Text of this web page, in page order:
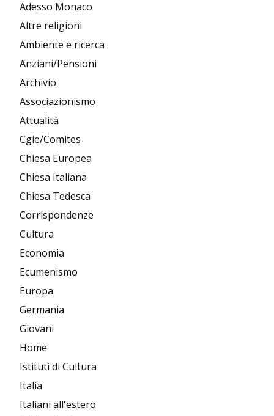
Adesso Monaco
Altre religioni
Ambiente e ricerca
Anziani/Pensioni
Archivio
Associazionismo
Attualità
Cgie/Comites
Chiesa Europea
Chiesa Italiana
Chiesa Tedesca
Corrispondenze
Cultura
Economia
Ecumenismo
Europa
Germania
Giovani
Home
Istituti di Cultura
Italia
Italiani all'estero